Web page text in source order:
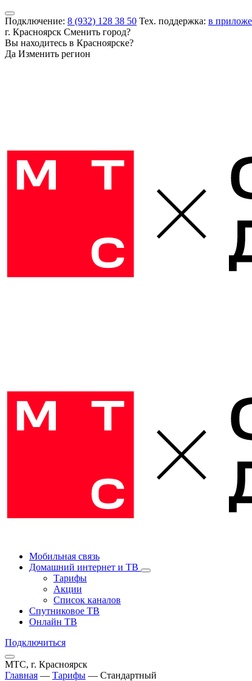
Подключение: 8 (932) 128 38 50 Тех. поддержка: в
г. Красноярск Сменить город?
Вы находитесь в Красноярске?
Да Изменить регион
Мобильная связь
Домашний интернет и ТВ
Тарифы
Акции
Список каналов
Спутниковое ТВ
Онлайн ТВ
Подключиться
МТС, г. Красноярск
Главная — Тарифы — Стандартный